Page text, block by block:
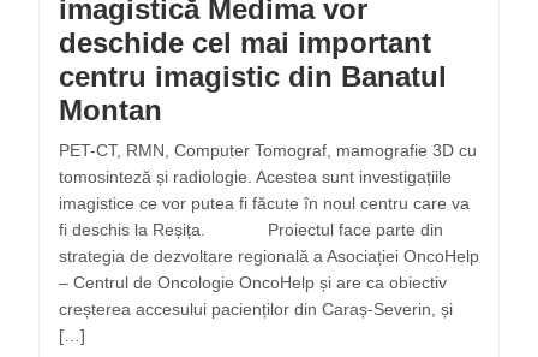
imagistică Medima vor
deschide cel mai important
centru imagistic din Banatul
Montan
PET-CT, RMN, Computer Tomograf, mamografie 3D cu
tomosinteză și radiologie. Acestea sunt investigațiile
imagistice ce vor putea fi făcute în noul centru care va
fi deschis la Reșița. Proiectul face parte din
strategia de dezvoltare regională a Asociației OncoHelp
– Centrul de Oncologie OncoHelp și are ca obiectiv
creșterea accesului pacienților din Caraș-Severin, și
[…]